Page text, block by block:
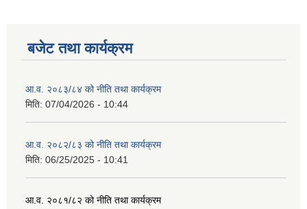
बजेट तथा कार्यक्रम
आ.व. २०८३/८४ को नीति तथा कार्यक्रम
मिति: 07/04/2026 - 10:44
आ.व. २०८२/८३ को नीति तथा कार्यक्रम
मिति: 06/25/2025 - 10:41
आ.व. २०८१/८२ को नीति तथा कार्यक्रम